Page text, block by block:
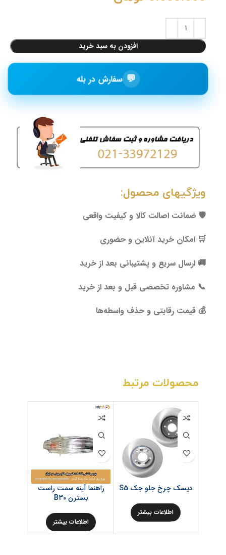
افزودن به سبد خرید
💬 سفارش در بله
ویژگیهای محصول:
🛡️ ضمانت اصالت کالا و کیفیت واقعی
🛒 امکان خرید آنلاین و حضوری
🚚 ارسال سریع و پشتیبانی بعد از خرید
📞 مشاوره تخصصی قبل و بعد از خرید
💰 قیمت رقابتی و حذف واسطه‌ها
محصولات مرتبط
دیسک چرخ جلو جک S5
اطلاعات بیشتر
راهنما آینه سمت راست
بسترن B30
اطلاعات بیشتر